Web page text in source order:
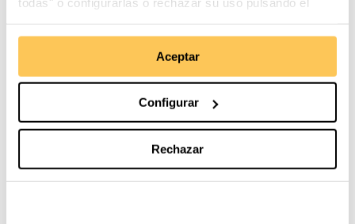
botón "Configurar".
Aceptar
Configurar
Rechazar
Desarrollo de cadenas
de valor
Derechos de la infancia
Actualidad